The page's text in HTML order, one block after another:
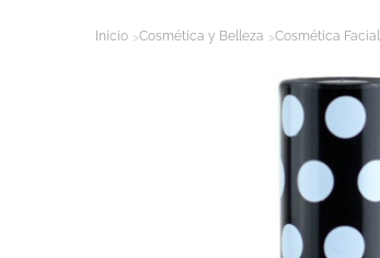
Inicio Cosmética y Belleza Cosmética Facial